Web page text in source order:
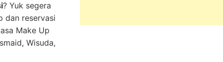
? Yuk segera
dan reservasi
Make Up
Wisuda,